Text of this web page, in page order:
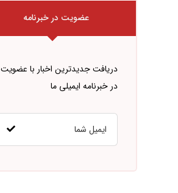
عضویت در خبرنامه
دریافت جدیدترین اخبار با عضویت
در خبرنامه ایمیلی ما